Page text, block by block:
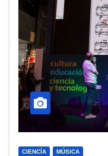
CIENCÍA MÚSICA